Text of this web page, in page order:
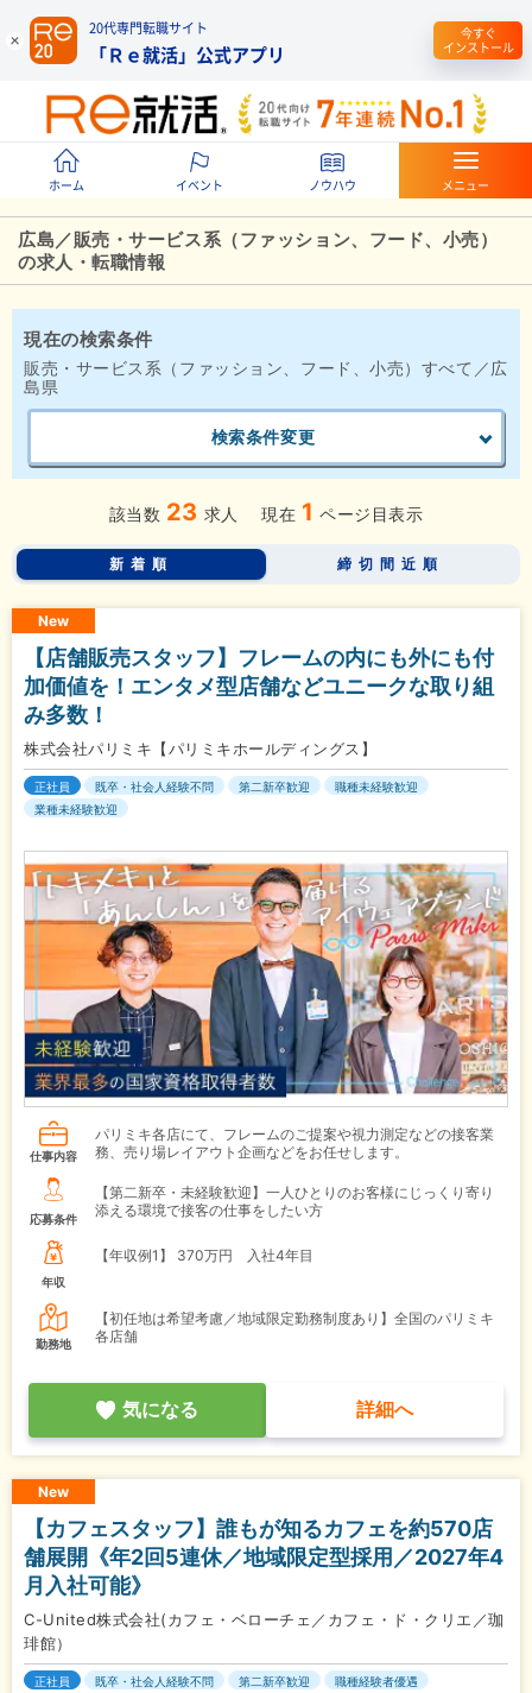
20代専門転職サイト
「Ｒｅ就活」公式アプリ
今すぐ
インストール
ホーム イベント ノウハウ メニュー
広島／販売・サービス系（ファッション、フード、小売）
の求人・転職情報
現在の検索条件
販売・サービス系（ファッション、フード、小売）すべて／広
島県
検索条件変更
該当数 23 求人 現在 1 ページ目表示
新着順 締切間近順
New
【店舗販売スタッフ】フレームの内にも外にも付
加価値を！エンタメ型店舗などユニークな取り組
み多数！
株式会社パリミキ【パリミキホールディングス】
正社員 既卒・社会人経験不問 第二新卒歓迎
職種未経験歓迎
業種未経験歓迎
仕事内容
パリミキ各店にて、フレームのご提案や視力測定などの接客業
務、売り場レイアウト企画などをお任せします。
応募条件
【第二新卒・未経験歓迎】一人ひとりのお客様にじっくり寄り
添える環境で接客の仕事をしたい方
年収
【年収例1】 370万円 入社4年目
勤務地
【初任地は希望考慮／地域限定勤務制度あり】全国のパリミキ
各店舗
気になる 詳細へ
New
【カフェスタッフ】誰もが知るカフェを約570店
舗展開《年2回5連休／地域限定型採用／2027年4
月入社可能》
C-United株式会社(カフェ・ベローチェ／カフェ・ド・クリエ／珈
琲館）
正社員 既卒・社会人経験不問 第二新卒歓迎
職種経験者優遇